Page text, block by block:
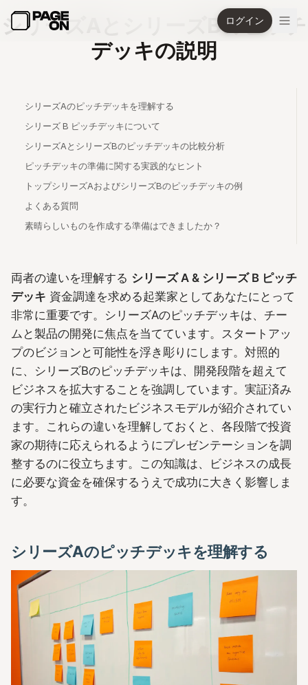
ログイン
シリーズAとシリーズBのピッチ
デッキの説明
シリーズAのピッチデッキを理解する
シリーズ B ピッチデッキについて
シリーズAとシリーズBのピッチデッキの比較分析
ピッチデッキの準備に関する実践的なヒント
トップシリーズAおよびシリーズBのピッチデッキの例
よくある質問
素晴らしいものを作成する準備はできましたか？
両者の違いを理解する シリーズ A & シリーズ B ピッチ
デッキ 資金調達を求める起業家としてあなたにとって
非常に重要です。シリーズAのピッチデッキは、チー
ムと製品の開発に焦点を当てています。スタートアッ
プのビジョンと可能性を浮き彫りにします。対照的
に、シリーズBのピッチデッキは、開発段階を超えて
ビジネスを拡大することを強調しています。実証済み
の実行力と確立されたビジネスモデルが紹介されてい
ます。これらの違いを理解しておくと、各段階で投資
家の期待に応えられるようにプレゼンテーションを調
整するのに役立ちます。この知識は、ビジネスの成長
に必要な資金を確保するうえで成功に大きく影響しま
す。
シリーズAのピッチデッキを理解する